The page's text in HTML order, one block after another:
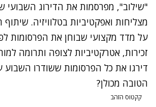
"שילוב", מפרסמות את הדירוג השבועי
מצליחות ואפקטיביות בטלוויזיה.
על מדד מקצועי שבוחן את הפרסומות
זכירות, אטרקטיביות לצופה ותרומה
דירגו את כל הפרסומות ששודרו השבוע
הטובה מכולן?
קקטוס הזהב